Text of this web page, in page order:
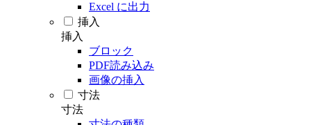
Excel に出力
挿入
挿入
ブロック
PDF読み込み
画像の挿入
寸法
寸法